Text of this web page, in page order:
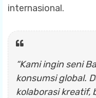
internasional.
“Kami ingin seni
konsumsi global.
kolaborasi kreatif,